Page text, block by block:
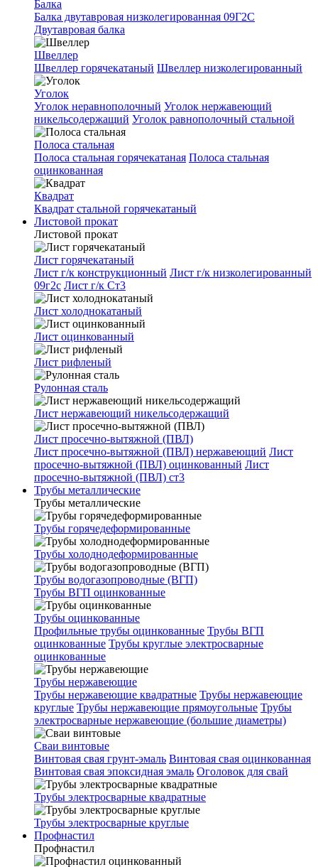
Балка
Балка двутавровая низколегированная 09Г2С
Двутавровая балка
Швеллер
Швеллер горячекатаный Швеллер низколегированный
Уголок
Уголок неравнополочный Уголок нержавеющий
никельсодержащий Уголок равнополочный стальной
Полоса стальная
Полоса стальная горячекатаная Полоса стальная
оцинкованная
Квадрат
Квадрат стальной горячекатаный
Листовой прокат
Листовой прокат
Лист горячекатаный
Лист г/к конструкционный Лист г/к низколегированный
09г2с Лист г/к Ст3
Лист холоднокатаный
Лист оцинкованный
Лист рифленый
Рулонная сталь
Лист нержавеющий никельсодержащий
Лист просечно-вытяжной (ПВЛ)
Лист просечно-вытяжной (ПВЛ) нержавеющий Лист
просечно-вытяжной (ПВЛ) оцинкованный Лист
просечно-вытяжной (ПВЛ) ст3
Трубы металлические
Трубы металлические
Трубы горячедеформированные
Трубы холоднодеформированные
Трубы водогазопроводные (ВГП)
Трубы ВГП оцинкованные
Трубы оцинкованные
Профильные трубы оцинкованные Трубы ВГП
оцинкованные Трубы круглые электросварные
оцинкованные
Трубы нержавеющие
Трубы нержавеющие квадратные Трубы нержавеющие
круглые Трубы нержавеющие прямоугольные Трубы
электросварные нержавеющие (большие диаметры)
Сваи винтовые
Винтовая свая грунт-эмаль Винтовая свая оцинкованная
Винтовая свая эпоксидная эмаль Оголовок для свай
Трубы электросварные квадратные
Трубы электросварные круглые
Профнастил
Профнастил